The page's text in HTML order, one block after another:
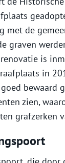
met de
graven
is
in
bewaard
zien,
grafzerken